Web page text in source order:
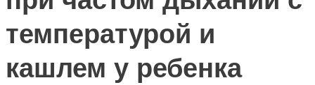
температурой и
кашлем у ребенка